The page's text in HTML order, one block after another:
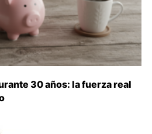
30 años: la fuerza real